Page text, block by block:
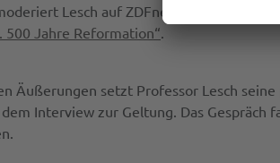
Lesch auf ZDFneo die
500 Jahre Reformation“.
Äußerungen setzt Professor Lesch
Interview zur Geltung. Das